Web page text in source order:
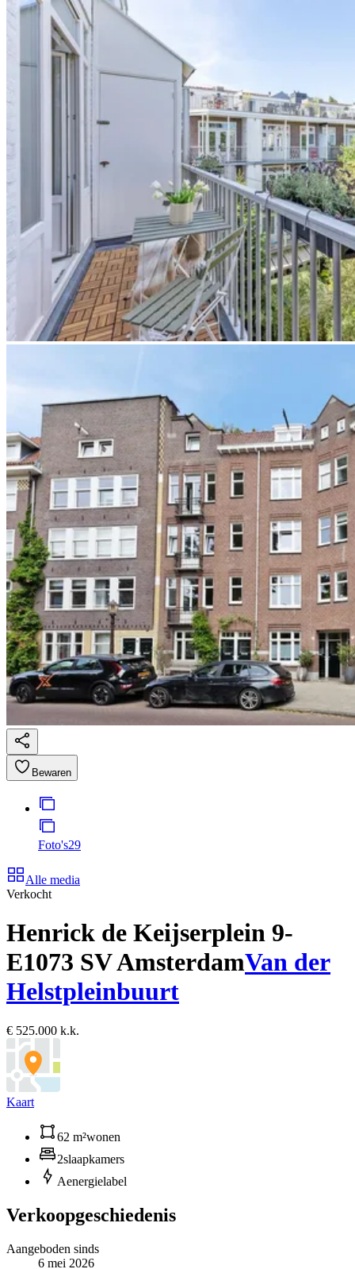
Bewaren
Foto's29
Alle media
Verkocht
Henrick de Keijserplein 9-
E1073 SV AmsterdamVan der
Helstpleinbuurt
€ 525.000 k.k.
Kaart
62 m²wonen
2slaapkamers
Aenergielabel
Verkoopgeschiedenis
Aangeboden sinds
6 mei 2026